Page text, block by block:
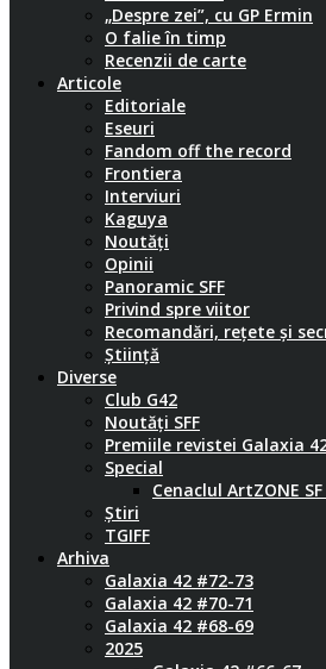
„Despre zei”, cu GP Ermin
O falie în timp
Recenzii de carte
Articole
Editoriale
Eseuri
Fandom off the record
Frontiera
Interviuri
Kaguya
Noutăți
Opinii
Panoramic SFF
Privind spre viitor
Recomandări, rețete și
Știință
Diverse
Club G42
Noutăți SFF
Premiile revistei Galaxia
Special
Cenaclul ArtZONE
Știri
TGIFF
Arhiva
Galaxia 42 #72-73
Galaxia 42 #70-71
Galaxia 42 #68-69
2025